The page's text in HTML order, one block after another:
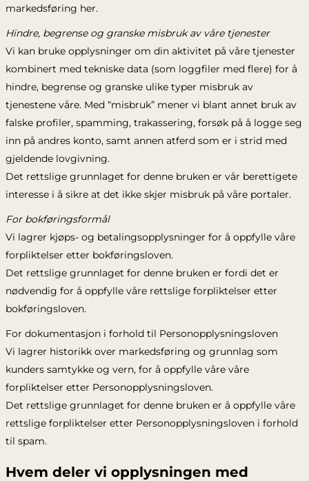
markedsføring her.
Hindre, begrense og granske misbruk av våre tjenester
Vi kan bruke opplysninger om din aktivitet på våre tjenester
kombinert med tekniske data (som loggfiler med flere) for å
hindre, begrense og granske ulike typer misbruk av
tjenestene våre. Med “misbruk” mener vi blant annet bruk av
falske profiler, spamming, trakassering, forsøk på å logge seg
inn på andres konto, samt annen atferd som er i strid med
gjeldende lovgivning.
Det rettslige grunnlaget for denne bruken er vår berettigete
interesse i å sikre at det ikke skjer misbruk på våre portaler.
For bokføringsformål
Vi lagrer kjøps- og betalingsopplysninger for å oppfylle våre
forpliktelser etter bokføringsloven.
Det rettslige grunnlaget for denne bruken er fordi det er
nødvendig for å oppfylle våre rettslige forpliktelser etter
bokføringsloven.
For dokumentasjon i forhold til Personopplysningsloven
Vi lagrer historikk over markedsføring og grunnlag som
kunders samtykke og vern, for å oppfylle våre våre
forpliktelser etter Personopplysningsloven.
Det rettslige grunnlaget for denne bruken er å oppfylle våre
rettslige forpliktelser etter Personopplysningsloven i forhold
til spam.
Hvem deler vi opplysningen med